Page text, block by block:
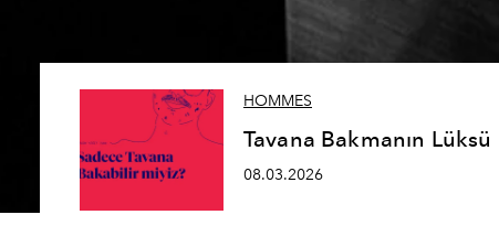
HOMMES
Tavana Bakmanın Lüksü
08.03.2026